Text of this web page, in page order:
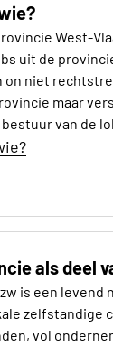
West-
uit de
on niet
maar
van de
als deel
is een levend
zelfstandige
vol